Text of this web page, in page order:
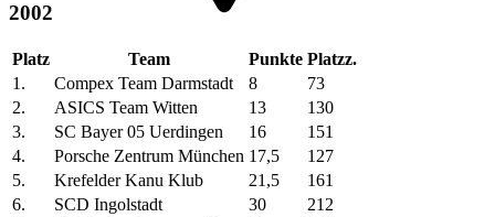
2002
Platz Team Punkte Platzz.
1.
Compex Team Darmstadt 8
73
2.
ASICS Team Witten 13
130
3.
SC Bayer 05 Uerdingen 16
151
4.
Porsche Zentrum München 17,5
127
5.
Krefelder Kanu Klub 21,5
161
6.
SCD Ingolstadt 30
212